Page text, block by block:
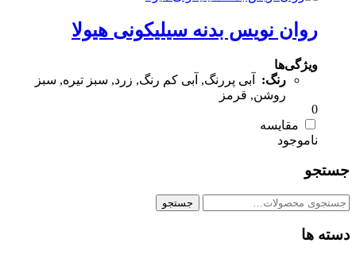
روان نویس بدنه سیلیکونی هیولا
ویژگی‌ها
رنگ:
آبی پررنگ, آبی کم رنگ, زرد, سبز تیره, سبز
روشن, قرمز
0
مقایسه
جستجو
جستجو
جستجو
دسته ها